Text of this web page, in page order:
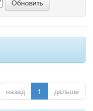
назад 1 дальше